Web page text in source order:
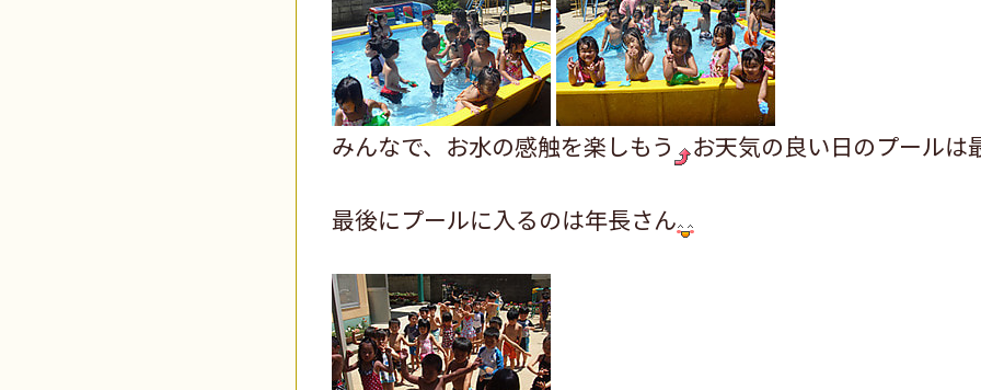
みんなで、お水の感触を楽しもう お天気の良い日のプールは
最後にプールに入るのは年長さん